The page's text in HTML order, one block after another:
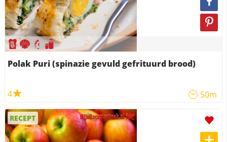
Polak Puri (spinazie gevuld gefrituurd brood)
4 50m
RECEPT